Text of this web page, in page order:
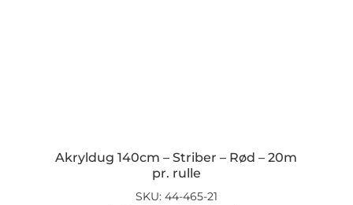
Akryldug 140cm – Striber – Rød – 20m
pr. rulle
SKU: 44-465-21